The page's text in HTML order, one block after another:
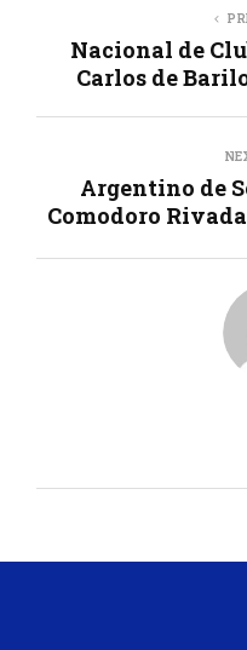
Nacional de
Carlos de
Argentino de
Comodoro